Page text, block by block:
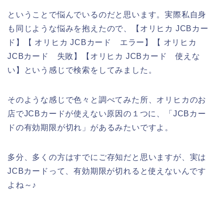
ということで悩んでいるのだと思います。実際私自身
も同じような悩みを抱えたので、【オリヒカ JCBカー
ド】【 オリヒカ JCBカード エラー】【 オリヒカ
JCBカード 失敗】【オリヒカ JCBカード 使えな
い】という感じで検索をしてみました。
そのような感じで色々と調べてみた所、オリヒカのお
店でJCBカードが使えない原因の１つに、「JCBカー
ドの有効期限が切れ」があるみたいですよ。
多分、多くの方はすでにご存知だと思いますが、実は
JCBカードって、有効期限が切れると使えないんです
よね～♪